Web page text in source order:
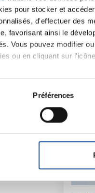
pour stocker et
d'effectuer des
favorisant ainsi le
Vous pouvez modifier
ou en cliquant sur
également :
sur votre localisation
de vos données
ou retirer votre
de publicité et
Préférences